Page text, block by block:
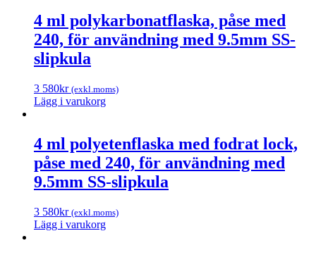
4 ml polykarbonatflaska, påse med
240, för användning med 9.5mm SS-
slipkula
3 580kr (exkl.moms)
Lägg i varukorg
4 ml polyetenflaska med fodrat lock,
påse med 240, för användning med
9.5mm SS-slipkula
3 580kr (exkl.moms)
Lägg i varukorg